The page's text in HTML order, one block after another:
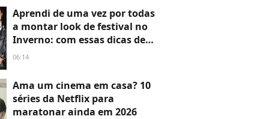
simples do que parece!
Aprendi de uma vez por todas
a montar look de festival no
Inverno: com essas dicas de
expert de moda, nunca mais
06:14
Ama um cinema em casa? 10
séries da Netflix para
maratonar ainda em 2026